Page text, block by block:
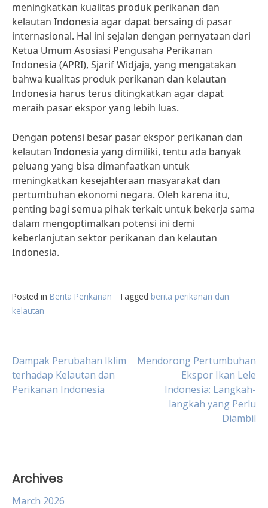
meningkatkan kualitas produk perikanan dan
kelautan Indonesia agar dapat bersaing di pasar
internasional. Hal ini sejalan dengan pernyataan dari
Ketua Umum Asosiasi Pengusaha Perikanan
Indonesia (APRI), Sjarif Widjaja, yang mengatakan
bahwa kualitas produk perikanan dan kelautan
Indonesia harus terus ditingkatkan agar dapat
meraih pasar ekspor yang lebih luas.
Dengan potensi besar pasar ekspor perikanan dan
kelautan Indonesia yang dimiliki, tentu ada banyak
peluang yang bisa dimanfaatkan untuk
meningkatkan kesejahteraan masyarakat dan
pertumbuhan ekonomi negara. Oleh karena itu,
penting bagi semua pihak terkait untuk bekerja sama
dalam mengoptimalkan potensi ini demi
keberlanjutan sektor perikanan dan kelautan
Indonesia.
Posted in Berita Perikanan Tagged berita perikanan dan
kelautan
Post
navigation
Dampak Perubahan Iklim
terhadap Kelautan dan
Perikanan Indonesia
Mendorong Pertumbuhan
Ekspor Ikan Lele
Indonesia: Langkah-
langkah yang Perlu
Diambil
Archives
March 2026